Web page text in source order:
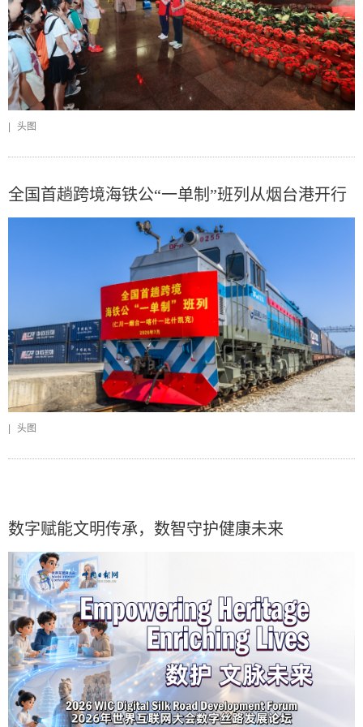
| 头图
全国首趟跨境海铁公“一单制”班列从烟台港开行
头图
数字赋能文明传承，数智守护健康未来